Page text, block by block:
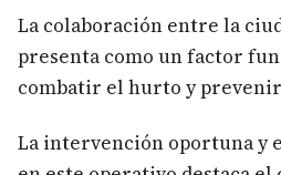
La colaboración entre la
presenta como un factor
combatir el hurto y
La intervención oportuna y